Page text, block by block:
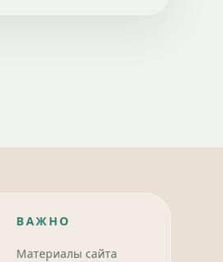
ВАЖНО
Материалы сайта